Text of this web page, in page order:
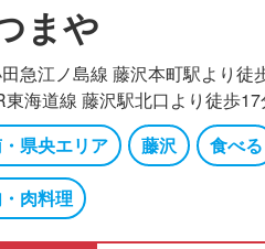
まや
急江ノ島線 藤沢本町駅より徒
東海道線 藤沢駅北口より徒歩17
県央エリア
藤沢 食べる
肉料理